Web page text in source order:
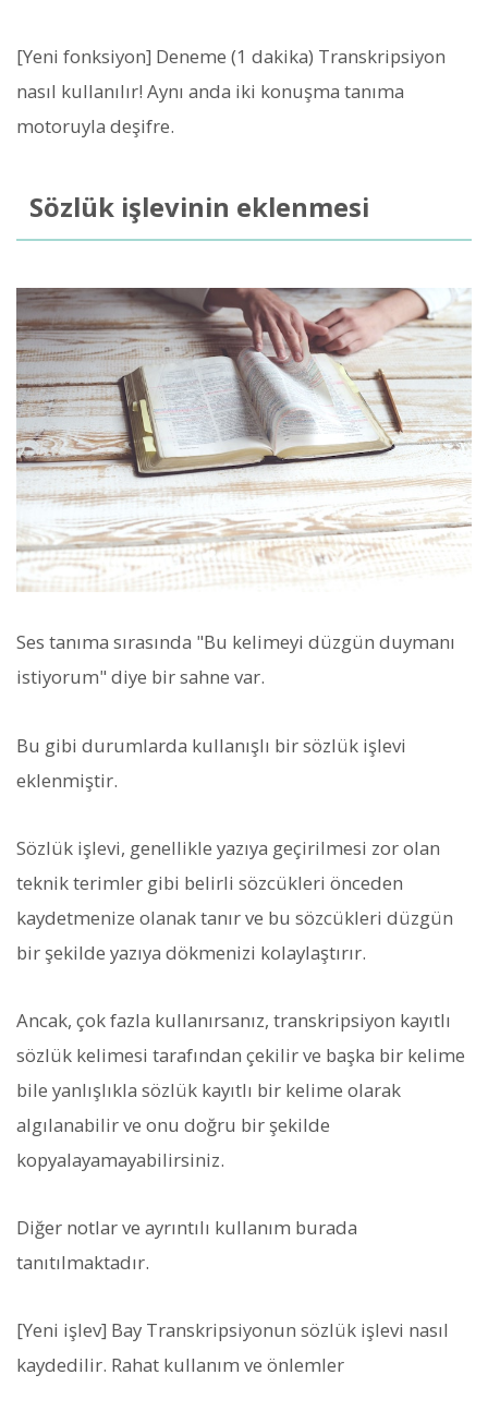
[Yeni fonksiyon] Deneme (1 dakika) Transkripsiyon
nasıl kullanılır! Aynı anda iki konuşma tanıma
motoruyla deşifre.
Sözlük işlevinin eklenmesi
Ses tanıma sırasında "Bu kelimeyi düzgün duymanı
istiyorum" diye bir sahne var.
Bu gibi durumlarda kullanışlı bir sözlük işlevi
eklenmiştir.
Sözlük işlevi, genellikle yazıya geçirilmesi zor olan
teknik terimler gibi belirli sözcükleri önceden
kaydetmenize olanak tanır ve bu sözcükleri düzgün
bir şekilde yazıya dökmenizi kolaylaştırır.
Ancak, çok fazla kullanırsanız, transkripsiyon kayıtlı
sözlük kelimesi tarafından çekilir ve başka bir kelime
bile yanlışlıkla sözlük kayıtlı bir kelime olarak
algılanabilir ve onu doğru bir şekilde
kopyalayamayabilirsiniz.
Diğer notlar ve ayrıntılı kullanım burada
tanıtılmaktadır.
[Yeni işlev] Bay Transkripsiyonun sözlük işlevi nasıl
kaydedilir. Rahat kullanım ve önlemler